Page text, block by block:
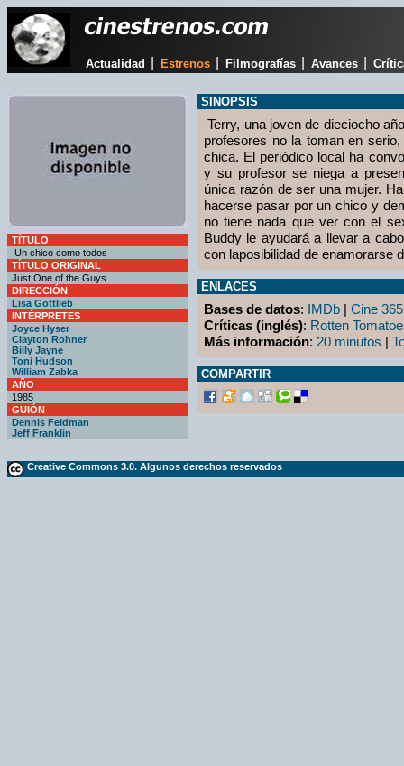
Actualidad Estrenos Filmografías Avances
TÍTULO
Un chico como todos
TÍTULO ORIGINAL
Just One of the Guys
DIRECCIÓN
Lisa Gottlieb
INTÉRPRETES
Joyce Hyser
Clayton Rohner
Billy Jayne
Toni Hudson
William Zabka
AÑO
1985
GUIÓN
Dennis Feldman
Jeff Franklin
SINOPSIS
Terry, una joven de dieciocho
profesores no la toman en
chica. El periódico local ha
y su profesor se niega a
única razón de ser una mujer.
hacerse pasar por un chico y
no tiene nada que ver con el
Buddy le ayudará a llevar a
con laposibilidad de enamorarse
ENLACES
Bases de datos: IMDb | Cine 365
Críticas (inglés): Rotten
Más información: 20 minutos |
COMPARTIR
Creative Commons 3.0. Algunos derechos reservados